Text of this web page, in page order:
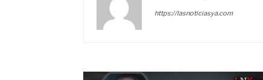
https://lasnoticiasya.com